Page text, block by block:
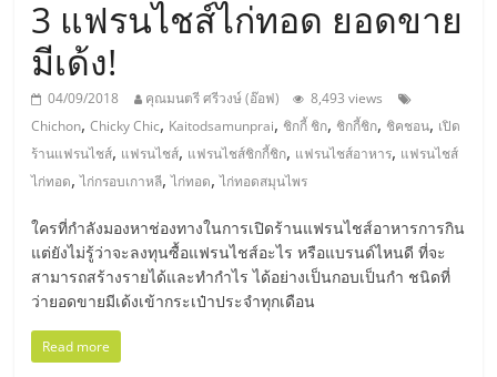
เอ
ส
เอ็
มอี
ไทย,
SMEs,
3 แฟรนไชส์ไก่ทอด ยอดขาย
มีเด้ง!
04/09/2018 คุณมนตรี ศรีวงษ์ (อ๊อฟ)
8,493 views
Chichon,Chicky Chic, Kaitodsamunprai, ชิกกี้ ชิก, ชิกกี้ชิก, ชิคชอน, เปิด
ร้านแฟรนไชส์, แฟรนไชส์, แฟรนไชส์ชิกกี้ชิก, แฟรนไชส์อาหาร, แฟรนไชส์
ไก่ทอด,ไก่กรอบเกาหลี,ไก่ทอด,ไก่ทอดสมุนไพร
ใครที่กำลังมองหาช่องทางในการเปิดร้านแฟรนไชส์อาหารการกิน
แต่ยังไม่รู้ว่าจะลงทุนซื้อแฟรนไชส์อะไร หรือแบรนด์ไหนดี ที่จะ
สามารถสร้างรายได้และทำกำไร ได้อย่างเป็นกอบเป็นกำ ชนิดที่
ว่ายอดขายมีเด้งเข้ากระเป๋าประจำทุกเดือน
Read more